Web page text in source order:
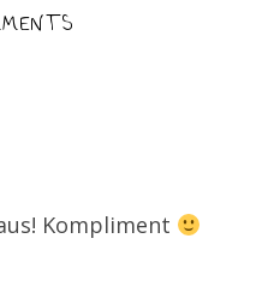
Kompliment